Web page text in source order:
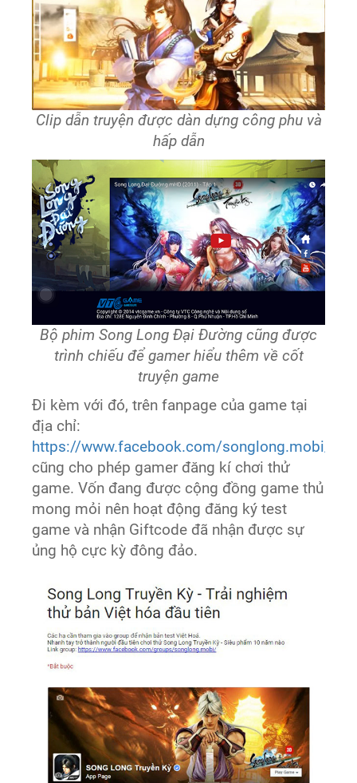
Clip dẫn truyện được dàn dựng công phu và
hấp dẫn
Bộ phim Song Long Đại Đường cũng được
trình chiếu để gamer hiểu thêm về cốt
truyện game
Đi kèm với đó, trên fanpage của game tại
địa chỉ:
https://www.facebook.com/songlong.mobi/
cũng cho phép gamer đăng kí chơi thử
game. Vốn đang được cộng đồng game thủ
mong mỏi nên hoạt động đăng ký test
game và nhận Giftcode đã nhận được sự
ủng hộ cực kỳ đông đảo.